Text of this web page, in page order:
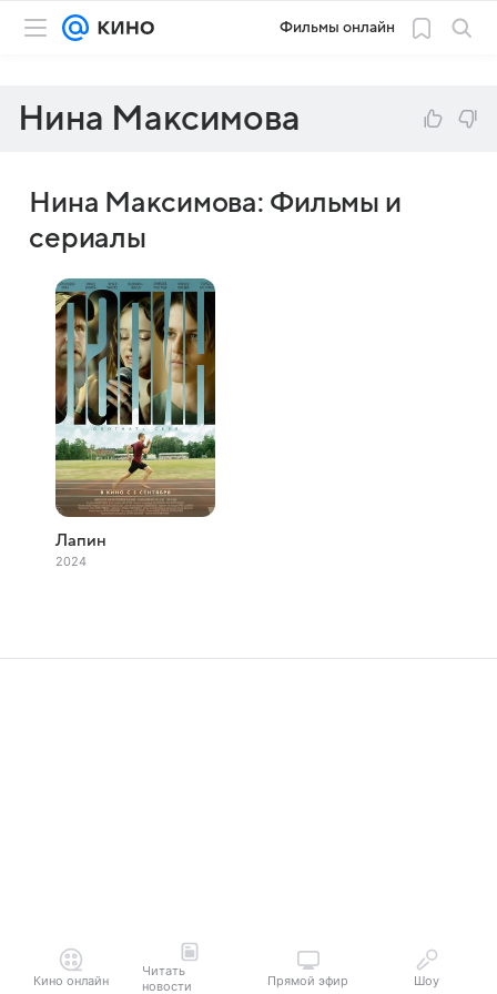
Фильмы онлайн
Нина Максимова
Нина Максимова: Фильмы и
сериалы
Лапин
2024
Кино онлайн
Читать
новости
Прямой эфир Шоу